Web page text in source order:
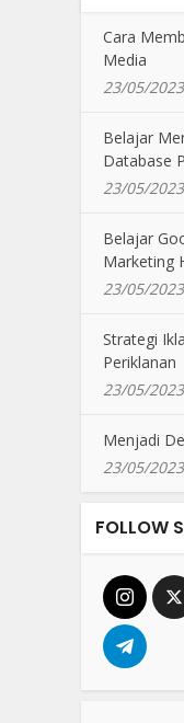
Cara
Media
23/05/2023
Belajar
Database
23/05/2023
Belajar
Marketing
23/05/2023
Strategi
Periklanan
23/05/2023
Menjadi
23/05/2023
FOLLOW